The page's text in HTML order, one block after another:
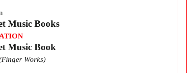
Music Books
Music Book
Works)